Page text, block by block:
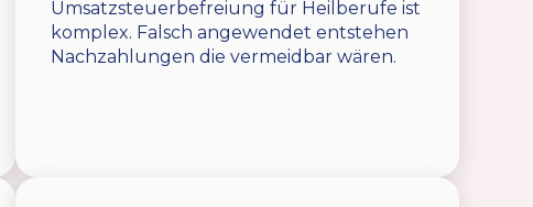
Umsatzsteuerbefreiung für Heilberufe ist
komplex. Falsch angewendet entstehen
Nachzahlungen die vermeidbar wären.